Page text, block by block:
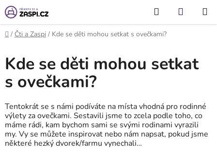
Přejít na obsah Hledat
KOŠÍK
Domů
/ Čti a Zaspi / Kde se děti mohou setkat s ovečkami?
Kde se děti mohou setkat
s ovečkami?
Tentokrát se s námi podíváte na místa vhodná pro rodinné
výlety za ovečkami. Sestavili jsme to zcela podle toho, co
máme rádi, kam bychom sami se svými rodinami vyrazili
my. Vy se můžete inspirovat nebo nám napsat, pokud jsme
některé hezký dvorek/farmu vynechali…